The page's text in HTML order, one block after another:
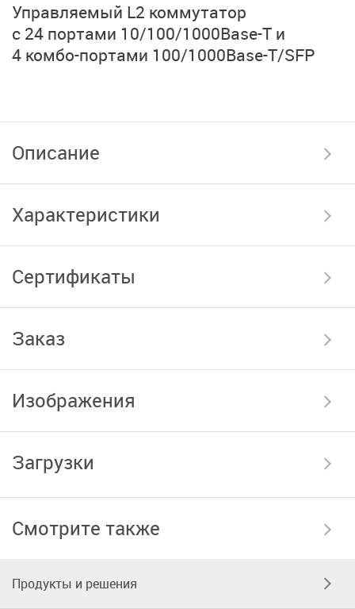
Управляемый L2 коммутатор
с 24 портами 10/100/1000Base-T и
4 комбо-портами 100/1000Base-T/SFP
Описание
Характеристики
Сертификаты
Заказ
Изображения
Загрузки
Смотрите также
Продукты и решения